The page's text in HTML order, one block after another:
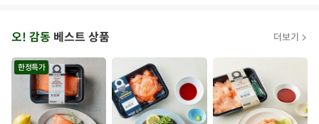
아
시
오! 감동 베스트 상품 더보기
한정특가